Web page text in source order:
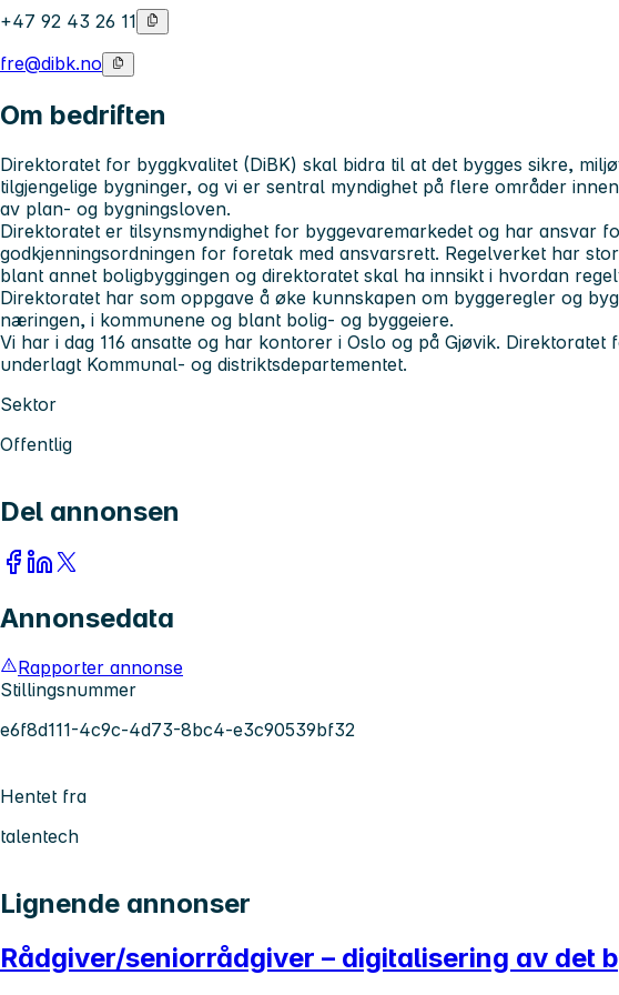
+47 92 43 26 11
fre@dibk.no
Om bedriften
Direktoratet for byggkvalitet (DiBK) skal bidra til at det bygges sikre,
tilgjengelige bygninger, og vi er sentral myndighet på flere områder
av plan- og bygningsloven.
Direktoratet er tilsynsmyndighet for byggevaremarkedet og har ansvar
godkjenningsordningen for foretak med ansvarsrett. Regelverket har
blant annet boligbyggingen og direktoratet skal ha innsikt i hvordan
Direktoratet har som oppgave å øke kunnskapen om byggeregler og
næringen, i kommunene og blant bolig- og byggeiere.
Vi har i dag 116 ansatte og har kontorer i Oslo og på Gjøvik. Direktoratet
underlagt Kommunal- og distriktsdepartementet.
Sektor
Offentlig
Del annonsen
Annonsedata
Rapporter annonse
Stillingsnummer
e6f8d111-4c9c-4d73-8bc4-e3c90539bf32
Hentet fra
talentech
Lignende annonser
Rådgiver/seniorrådgiver – digitalisering av det